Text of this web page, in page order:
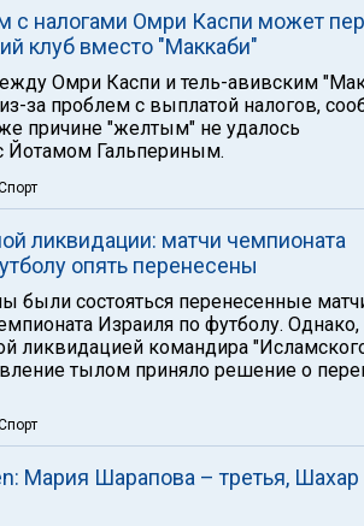
с налогами Омри Каспи может
клуб вместо "Маккаби"
Омри Каспи и тель-авивским
за проблем с выплатой налогов,
причине "желтым" не удалось
Йотамом Гальпериным.
ликвидации: матчи чемпионата
опять перенесены
были состояться перенесенные
Израиля по футболу. Однако,
ликвидацией командира
тылом приняло решение о
Мария Шарапова – третья,